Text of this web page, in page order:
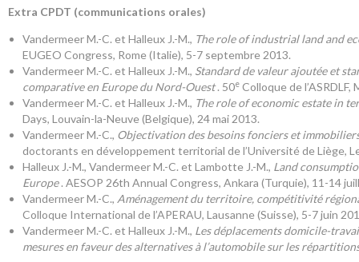
Extra CPDT (communications orales)
Vandermeer M.-C. et Halleux J.-M., The role of industrial land and
EUGEO Congress, Rome (Italie), 5-7 septembre 2013.
Vandermeer M.-C. et Halleux J.-M., Standard de valeur ajoutée et
comparative en Europe du Nord-Ouest. 50e Colloque de
Vandermeer M.-C. et Halleux J.-M., The role of economic estate in
Days, Louvain-la-Neuve (Belgique), 24 mai 2013.
Vandermeer M.-C., Objectivation des besoins fonciers et
doctorants en développement territorial de l’Université de Liège,
Halleux J.-M., Vandermeer M.-C. et Lambotte J.-M., Land
Europe. AESOP 26th Annual Congress, Ankara (Turquie), 11-14
Vandermeer M.-C., Aménagement du territoire, compétitivité
Colloque International de l’APERAU, Lausanne (Suisse), 5-7 juin
Vandermeer M.-C. et Halleux J.-M., Les déplacements domicile-
mesures en faveur des alternatives à l’automobile sur les